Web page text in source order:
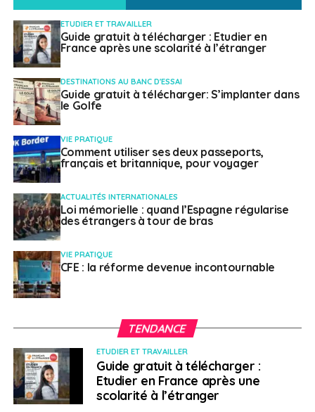
ETUDIER ET TRAVAILLER
Guide gratuit à télécharger : Etudier en
France après une scolarité à l’étranger
DESTINATIONS AU BANC D'ESSAI
Guide gratuit à télécharger: S’implanter dans
le Golfe
VIE PRATIQUE
Comment utiliser ses deux passeports,
français et britannique, pour voyager
ACTUALITÉS INTERNATIONALES
Loi mémorielle : quand l’Espagne régularise
des étrangers à tour de bras
VIE PRATIQUE
CFE : la réforme devenue incontournable
TENDANCE
ETUDIER ET TRAVAILLER
Guide gratuit à télécharger :
Etudier en France après une
scolarité à l’étranger